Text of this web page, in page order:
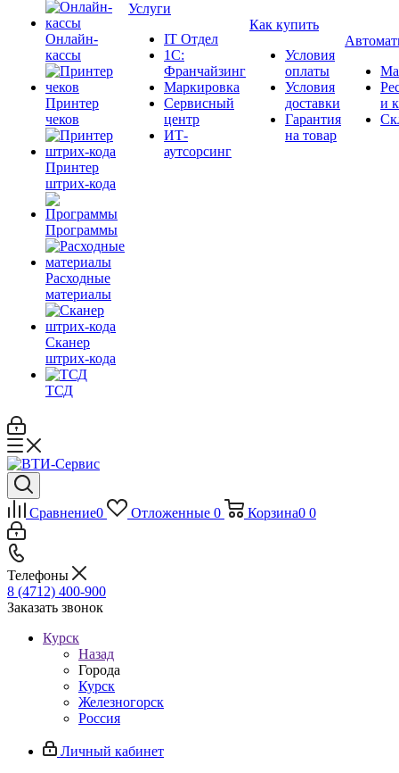
Онлайн-
кассы
Принтер
чеков
Принтер
штрих-кода
Программы
Расходные
материалы
Сканер
штрих-кода
ТСД
Услуги
IT Отдел
1С:
Франчайзинг
Маркировка
Сервисный
центр
ИТ-
аутсорсинг
Как купить
Условия
оплаты
Условия
доставки
Гарантия
на товар
и
Сравнение0 Отложенные 0 Корзина0 0
Телефоны
8 (4712) 400-900
Заказать звонок
Курск
Назад
Города
Курск
Железногорск
Россия
Личный кабинет